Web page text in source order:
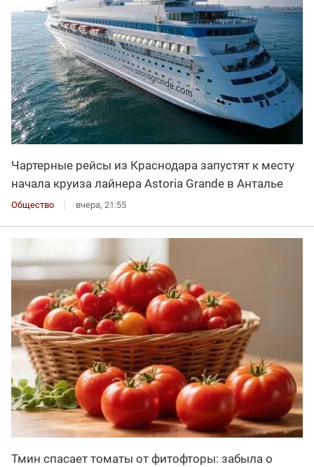
Чартерные рейсы из Краснодара запустят к месту
начала круиза лайнера Astoria Grande в Анталье
Общество вчера, 21:55
Тмин спасает томаты от фитофторы: забыла о